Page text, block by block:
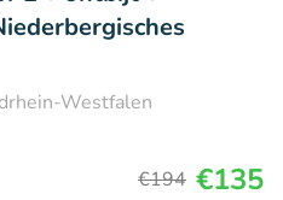
Westfalen
€194 €135